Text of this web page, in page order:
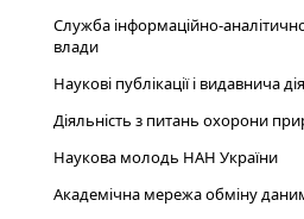
Служба інформаційно-
влади
Наукові публікації і видавнича
Діяльність з питань охорони
Наукова молодь НАН України
Академічна мережа обміну